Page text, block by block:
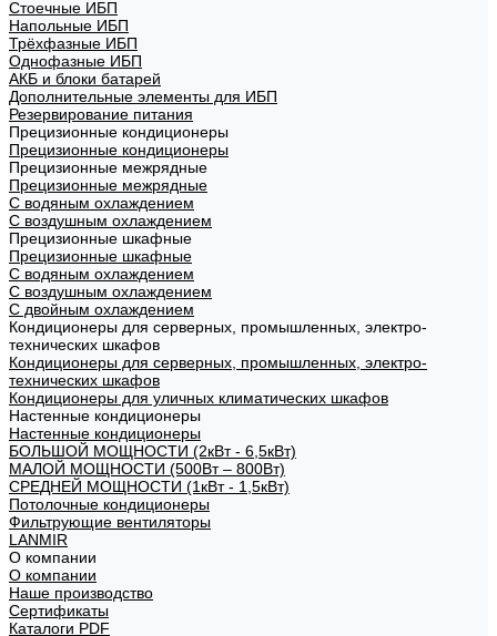
Стоечные ИБП
Напольные ИБП
Трёхфазные ИБП
Однофазные ИБП
АКБ и блоки батарей
Дополнительные элементы для ИБП
Резервирование питания
Прецизионные кондиционеры
Прецизионные кондиционеры
Прецизионные межрядные
Прецизионные межрядные
С водяным охлаждением
С воздушным охлаждением
Прецизионные шкафные
Прецизионные шкафные
С водяным охлаждением
С воздушным охлаждением
С двойным охлаждением
Кондиционеры для серверных, промышленных, электро-
технических шкафов
Кондиционеры для серверных, промышленных, электро-
технических шкафов
Кондиционеры для уличных климатических шкафов
Настенные кондиционеры
Настенные кондиционеры
БОЛЬШОЙ МОЩНОСТИ (2кВт - 6,5кВт)
МАЛОЙ МОЩНОСТИ (500Вт – 800Вт)
СРЕДНЕЙ МОЩНОСТИ (1кВт - 1,5кВт)
Потолочные кондиционеры
Фильтрующие вентиляторы
LANMIR
О компании
О компании
Наше производство
Сертификаты
Каталоги PDF